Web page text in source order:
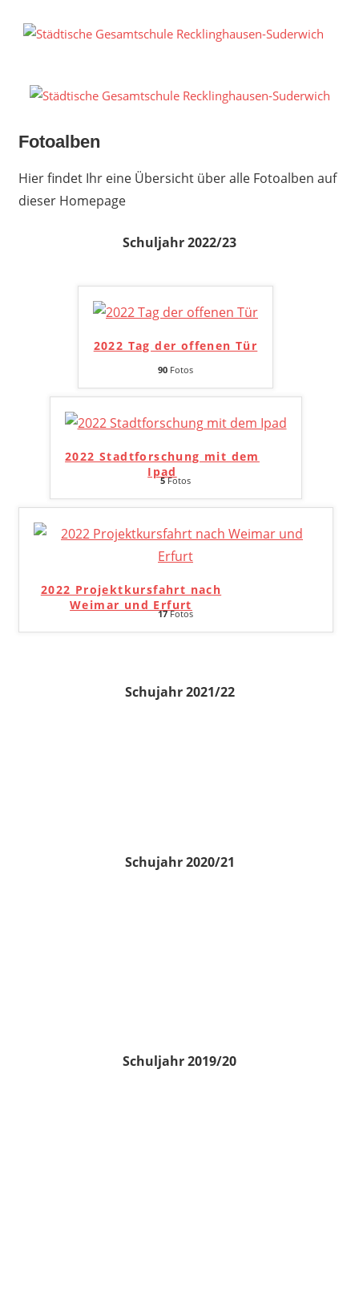
Inhalt
Fotoalben
Hier findet Ihr eine Übersicht über alle Fotoalben auf
dieser Homepage
Schuljahr 2022/23
2022 Tag der offenen Tür
90 Fotos
2022 Stadtforschung mit dem
Ipad
5Fotos
2022 Projektkursfahrt nach
Weimar und Erfurt
17Fotos
Schujahr 2021/22
Schujahr 2020/21
Schuljahr 2019/20